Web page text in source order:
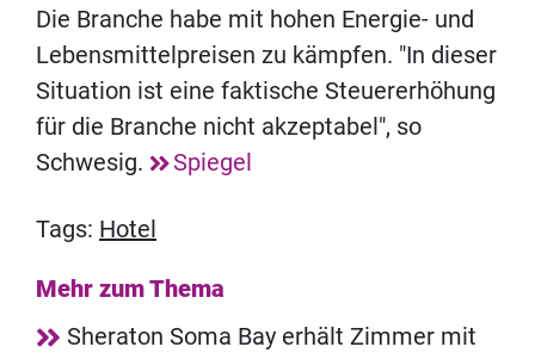
Die Branche habe mit hohen Energie- und
Lebensmittelpreisen zu kämpfen. "In dieser
Situation ist eine faktische Steuererhöhung
für die Branche nicht akzeptabel", so
Schwesig.
Spiegel
Tags: Hotel
Mehr zum Thema
Sheraton Soma Bay erhält Zimmer mit